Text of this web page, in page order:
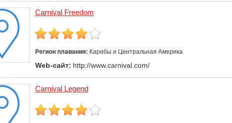
Carnival Freedom
Регион плавания: Карибы и Центральная Америка
Web-сайт: http://www.carnival.com/
Carnival Legend